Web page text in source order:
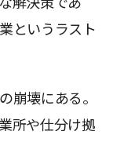
というラスト
崩壊にある。
所や仕分け拠